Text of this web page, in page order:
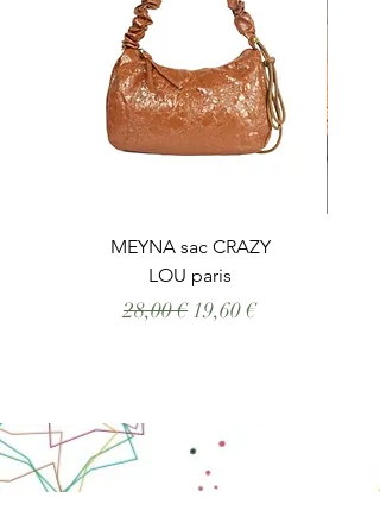
MEYNA sac CRAZY
LOU paris
Prix original
28,00 € Prix promotionnel
19,60 €